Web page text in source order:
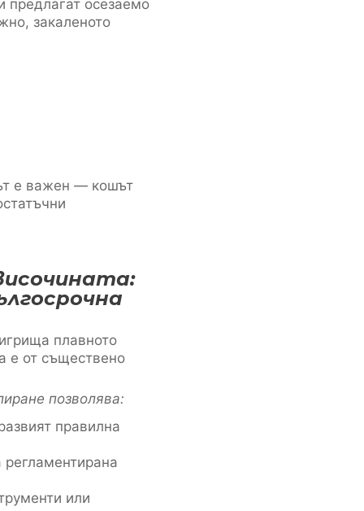
предлагат осезаемо
закаленото
е важен — кошът
плавното
е от съществено
позволява:
правилна
регламентирана
или